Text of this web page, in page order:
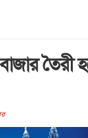
তৈরী